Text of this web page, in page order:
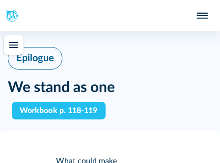
Epilogue
We stand as one
Workbook p. 118-119
What could make